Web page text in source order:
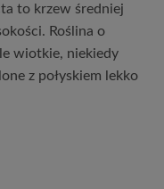
to krzew średniej
Roślina o
wiotkie, niekiedy
z połyskiem lekko